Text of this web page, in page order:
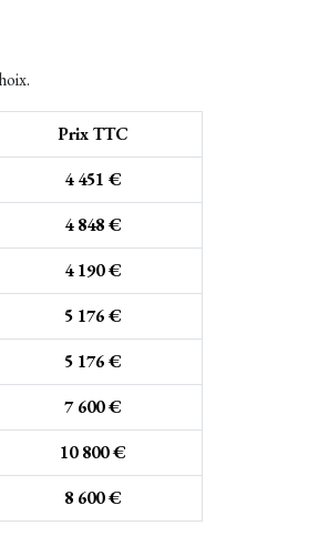
Prix TTC
4 451 €
4 848 €
4 190 €
5 176 €
5 176 €
7 600 €
10 800 €
8 600 €